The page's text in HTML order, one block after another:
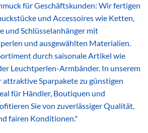
für Geschäftskunden: Wir fertigen
und Accessoires wie Ketten,
und Schlüsselanhänger mit
und ausgewählten Materialien.
durch saisonale Artikel wie
Leuchtperlen-Armbänder. In unserem
attraktive Sparpakete zu günstigen
für Händler, Boutiquen und
Sie von zuverlässiger Qualität,
fairen Konditionen."